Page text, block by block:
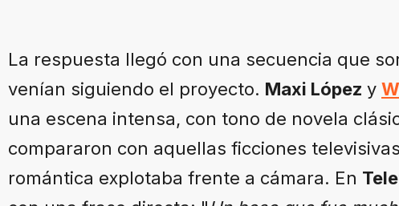
La respuesta llegó con una secuencia que
venían siguiendo el proyecto. Maxi López y
una escena intensa, con tono de novela
compararon con aquellas ficciones
romántica explotaba frente a cámara. En